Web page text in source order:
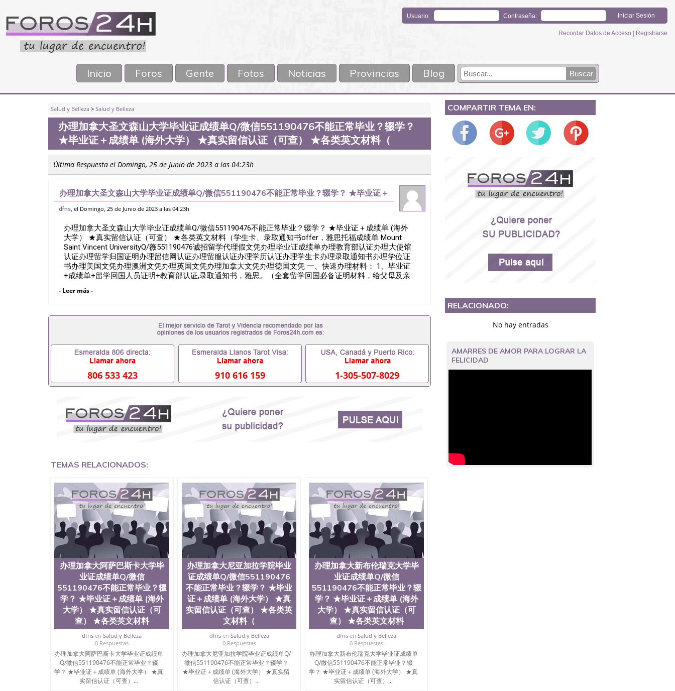
Usuario: Contraseña:
Recordar Datos de Acceso Registrarse
Inicio Foros Gente Fotos Noticias Provincias Blog
Salud y Belleza > Salud y Belleza
办理加拿大圣文森山大学毕业证成绩单Q/微信551190476不能正常毕业？辍学？
★毕业证＋成绩单 (海外大学） ★真实留信认证（可查） ★各类英文材料（
Última Respuesta el Domingo, 25 de Junio de 2023 a las 04:23h
办理加拿大圣文森山大学毕业证成绩单Q/微信551190476不能正常毕业？辍学？ ★毕业证＋
成绩单 (海外大学） ★真实留信认证（可查） ★各类英文材料（
dfns, el Domingo, 25 de Junio de 2023 a las 04:23h
办理加拿大圣文森山大学毕业证成绩单Q/微信551190476不能正常毕业？辍学？ ★毕业证＋成绩单 (海外
大学） ★真实留信认证（可查） ★各类英文材料（学生卡、录取通知书offer，雅思托福成绩单 Mount
Saint Vincent UniversityQ/薇551190476诚招留学代理假文凭办理毕业证成绩单办理教育部认证办理大使馆
认证办理留学归国证明办理留信网认证办理留服认证办理学历认证办理学生卡办理录取通知书办理学位证
书办理美国文凭办理澳洲文凭办理英国文凭办理加拿大文凭办理德国文凭 一、快速办理材料： 1、毕业证
+成绩单+留学回国人员证明+教育部认证,录取通知书，雅思。（全套留学回国必备证明材料，给父母及亲
甚至是申请工签都可以用到）。 注：上述材料，随时都可以安排办理，毕业证成绩单，学校，专业，学
以办学历认证吗551190476要定居国外需要办理什么材料551190476入职事业单位/国企假的毕业证会查吗
551190476入职国企/事业单位需要些什么材料551190476办理假毕业证在国内能用吗, 挂科拿不到毕业证怎
么办, 毕业证丢了怎么办, 没有正常毕业怎么办理毕业证,没毕业可以办学历认证吗,您是否因为中途辍学、挂
科而没有正常毕业551190476您是否因为递交材料不齐而被拒之门外551190476您是否因没正常毕业而导致
回国得不到教育部认证在校挂科了不想读了,成绩不理想毕不了业怎么办551190476找工作没有文凭怎么办,
怎么办理本科/研究生文凭551190476如何办理本科/硕士毕业证551190476网上买文凭可靠吗551190476哪
里可以买国外文凭551190476国外本科毕业证怎么办理551190476国外大学文凭可以打工作吗551190476怎
么办理 外假毕业证551190476哪里可以制作美国毕业证551190476哪里可以办理澳洲毕业证551190476留学
查出来吗551190476假文凭网上能查到吗551190476 如何拿到国外毕业证QQ微信551190476办假大学毕业
证QQ微信551190476国外毕业证去哪认证QQ微信551190476找毕业证封皮QQ微信551190476国外毕业证外
壳定制QQ微信551190476快速代办国外毕业证QQ微信551190476快速拿到国外文凭QQ微信551190476国外
551190476 网上买文凭可靠吗QQ微信551190476买国外文凭质量QQ微信551190476国外本科毕业证怎么办
学有毕业证QQ微信551190476办理国外毕业证价格QQ微信551190476国外编号查询QQ微信551190476办理
国外文凭要交定金吗QQ微信551190476办国外可查文凭QQ微信551190476网上购买真文凭可信吗QQ微信
551190476学士学位证书查询机构QQ微信551190476 国外资格证书办理QQ微信551190476如何办理学历认
证QQ微信551190476海外文凭认证办理QQ微信551190476 圣何塞州立大学（San Jose State University, 又
译为“圣荷西州立大学”）成立于1857年，简称SJSU，是加州历史悠久的大学之一，也是美西地区的公立大
学之一。位于圣何塞市San Jose中心，占地154公顷。它是一所位于加利福尼亚州的著名综合性公立大
学，它以极高的就业率，全美名列前茅的毕业薪资，浓厚的多元化学术氛围，杰出的本科教育质量，被
《福克斯》杂志评选为全美50强公立综合性大学，每年有来自世界各地的成百上千的海外学生前往求学。
至今，这是一所在世界上享有学术地位、声誉、实习机会和影响力的高等教育机构，并获誉为美国本科教
育质量的核心代表。其计算机系与会计系更是在当今美国大学教学排名中表现优异。其毕业生大多可以在
其所处地域的世界硅谷中心得到工作机会。许多硅谷公司甚至在学生大三和大四的学期提供许多相应科系
的实习机会。无论是加州大学系统(UC)，还是加州州立大学系统(CSU), 圣何塞州立大学都占据着加州所有
大学中的地理位置。 圣何塞州立大学座落于硅谷(Silicon Valley), 于附近的旧金山-圣何塞地区为全美的重要
科技中心。约有学生三万人，超过134种学士学科和65个硕士学科，并有来自世界60余国的学生来此就
读。其有名的科系如计算机科学，电子工程学，工商管理学，艺术设计，和航空学等，深受性肯定及好
评；而各种大学部和研究所的商学课程也吸引了众多不同国家的专业人士前来研究与学习。 二、办理流
程： 1、收集客户办理信息； 2、客户付定金下单； 3、公司确认到账转制作点做电子图； 4、电子图做好
发给客户确认； 5、电子图确认好转成品部做成品； 6、成品做好拍照或者视频确认再付余款； 7、快递给
客户（国内顺丰，国外DHL）。 三、真实网上可查的证明材料 1、教育部学历学位认证，留服真实存档可
查，存档。 2、留学回国人员证明（使馆认证），使馆网站真实存档可查。 3、留信网真实可查认证办理，
存档可查，终身受用。 四、办理流程农业科学院、艺术与建筑学院、商学院、交流学院、地球及物质科学
院、教育学院、工程学院、健康与人类发展学院、信息工程与科学学院、人文学院、护理学院、科学学院
- Leer más -
806 533 423 910 616 159 1-305-507-8029
TEMAS RELACIONADOS:
办理加拿大阿萨巴斯卡大学毕
业证成绩单Q/微信
551190476不能正常毕业？辍
学？ ★毕业证＋成绩单 (海外
大学） ★真实留信认证（可
查） ★各类英文材料
dfns enSalud y Belleza
0 Respuestas
办理加拿大阿萨巴斯卡大学毕业证成绩单
Q/微信551190476不能正常毕业？辍
学？ ★毕业证＋成绩单 (海外大学） ★真
实留信认证（可查）...
办理加拿大尼亚加拉学院毕业
证成绩单Q/微信551190476
不能正常毕业？辍学？ ★毕业
证＋成绩单 (海外大学） ★真
实留信认证（可查） ★各类英
文材料（
dfnsen Salud y Belleza
0 Respuestas
办理加拿大尼亚加拉学院毕业证成绩单Q/
微信551190476不能正常毕业？辍学？
★毕业证＋成绩单 (海外大学） ★真实留
信认证（可查）...
办理加拿大新布伦瑞克大学毕
业证成绩单Q/微信
551190476不能正常毕业？辍
学？ ★毕业证＋成绩单 (海外
大学） ★真实留信认证（可
查） ★各类英文材料
dfns enSalud y Belleza
0 Respuestas
办理加拿大新布伦瑞克大学毕业证成绩单
Q/微信551190476不能正常毕业？辍
学？ ★毕业证＋成绩单 (海外大学） ★真
实留信认证（可查）...
COMPARTIR TEMA EN:
RELACIONADO:
No hay entradas
AMARRES DE AMOR PARA LOGRAR LA
FELICIDAD